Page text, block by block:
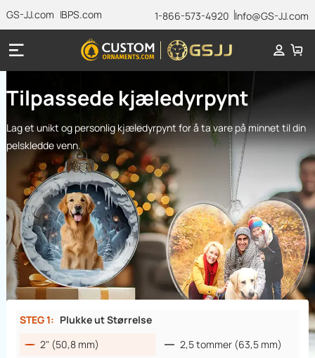
GS-JJ.com BPS.com 1-866-573-4920 Info@GS-JJ.com
Tilpassede kjæledyrpynt
Lag et unikt og personlig kjæledyrpynt for å ta vare på minnet til din
pelskledde venn.
STEG 1: Plukke ut Størrelse
2" (50,8 mm)
2,5 tommer (63,5 mm)